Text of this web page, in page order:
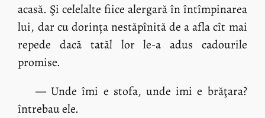
acasă. Şi celelalte fiice alergară în întîmpinarea
lui, dar cu dorința nestăpînită de a afla cît mai
repede dacă tatăl lor le-a adus cadourile
promise.
— Unde îmi e stofa, unde imi e brăţara?
întrebau ele.